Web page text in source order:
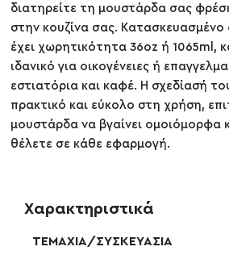
διατηρείτε τη μουστάρδα σας
στην κουζίνα σας. Κατασκευασμένο
έχει χωρητικότητα 36oz ή 1065ml,
ιδανικό για οικογένειες ή
εστιατόρια και καφέ. Η σχεδίασή
πρακτικό και εύκολο στη χρήση,
μουστάρδα να βγαίνει ομοιόμορφα
θέλετε σε κάθε εφαρμογή.
Χαρακτηριστικά
ΤΕΜΆΧΙΑ/ΣΥΣΚΕΥΑΣΊΑ